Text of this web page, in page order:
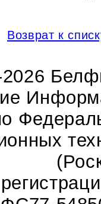
Возврат к